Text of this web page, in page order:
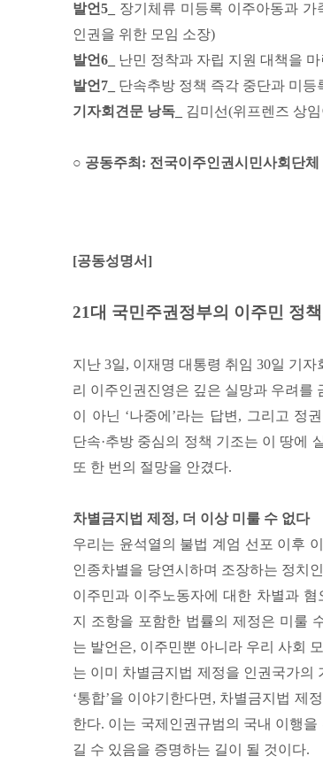
발언5_ 장기체류 미등록 이주아동과
인권을 위한 모임 소장)
발언6_ 난민 정착과 자립 지원 대책을
발언7_ 단속추방 정책 즉각 중단과 미
기자회견문 낭독_ 김미선(위프렌즈 상
○ 공동주최: 전국이주인권시민사회단체
[공동성명서]
21대 국민주권정부의 이주민 정
지난 3일, 이재명 대통령 취임 30일 기
리 이주인권진영은 깊은 실망과 우려를
이 아닌 ‘나중에’라는 답변, 그리고 정
단속·추방 중심의 정책 기조는 이 땅에
또 한 번의 절망을 안겼다.
차별금지법 제정, 더 이상 미룰 수 없다
우리는 윤석열의 불법 계엄 선포 이후
인종차별을 당연시하며 조장하는 정치
이주민과 이주노동자에 대한 차별과
지 조항을 포함한 법률의 제정은 미룰
는 발언은, 이주민뿐 아니라 우리 사회
는 이미 차별금지법 제정을 인권국가의
‘통합’을 이야기한다면, 차별금지법 제
한다. 이는 국제인권규범의 국내 이행
길 수 있음을 증명하는 길이 될 것이다.